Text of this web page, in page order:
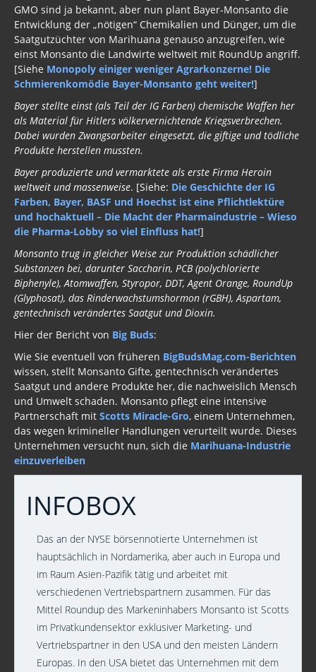
GMO sind ja bekannt, aber nun plant Bayer-Monsanto die
Entwicklung der „nötigen“ Chemikalien und Dünger, um die
Saatgutzüchter von Marihuana genauso anzugreifen, wie
einst Monsanto die Landwirte weltweit mit RoundUp angriff.
[Siehe Monopoly einiger weniger Agrarkonzerne! Die
Schmierenkomödie Bayer-Monsanto geht weiter!]
Bayer stellte einst (als Teil der IG Farben) chemische Waffen her
als Material für Hitlers völkervernichtende Kriegsverbrechen.
Dabei wurden Zwangsarbeiter eingesetzt, die giftige und tödliche
Produkte herstellen mussten.
Bayer produzierte und vermarktete als erste Firma Heroin
weltweit und massenweise. [Siehe: Die Geschichte der IG
Farben, Bayer, BASF und Hoechst ist eine Pflichtlektüre
und hochaktuell – Die Macht der Pharmaindustrie – Wieso
die Pharma-Lobby so viel Einfluss hat!]
Monsanto trug in gleicher Weise zur Produktion schädlicher
Substanzen bei, darunter Saccharin, PCB (polychlorierte
Biphenyle), Atomwaffen, Styropor, DDT, Agent Orange, RoundUp
(Glyphosat), das Rinderwachstumshormon (rGBH), Aspartam,
gentechnisch verändertes Saatgut und Dioxin.
Hier der Bericht von Big Buds:
Wie Sie eventuell von früheren BigBudsMag.com-Berichten
wissen, stellt Monsanto Gifte, gentechnisch verändertes
Saatgut und andere Produkte her, die nachweislich Mensch
und Umwelt schaden. Monsanto pflegt eine intensive
Partnerschaft mit Scotts Miracle-Gro, einem Unternehmen,
das wegen krimineller Handlungen verurteilt wurde. Dieses
Unternehmen versucht nun, sich die Marihuana-Industrie
einzuverleiben
INFOBOX
Das an der NYSE börsennotierte Unternehmen ist
hauptsächlich in Nordamerika, aber auch in Europa und
im Raum Asien-Pazifik tätig und arbeitet mit
verschiedenen Vertriebspartnern zusammen. Für das
Mittel Roundup des Markeninhabers Monsanto ist Scotts
im Privatkundensektor exklusiver Marketing- und
Vertriebspartner in den USA und den meisten Ländern
Europas. In den USA bietet das Unternehmen mit dem